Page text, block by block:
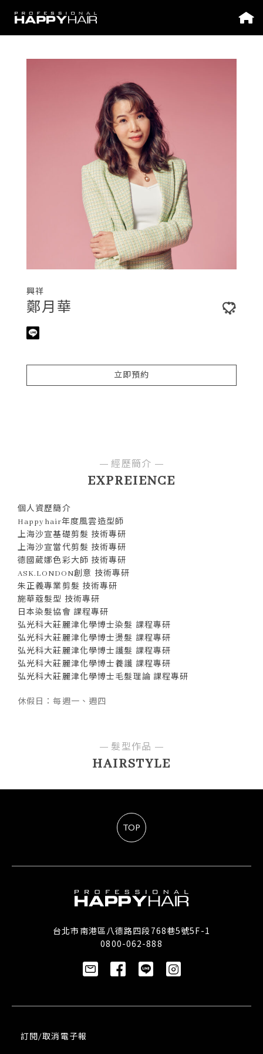
興祥
鄭月華
立即預約
EXPREIENCE
經歷簡介
個人資歷簡介
Happyhair年度風雲造型師
上海沙宣基礎剪髮 技術專研
上海沙宣當代剪髮 技術專研
德國葳娜色彩大師 技術專研
ASK.LONDON創意 技術專研
朱正義專業剪髮 技術專研
施華蔻髮型 技術專研
日本染髮協會 課程專研
弘光科大莊麗津化學博士染髮 課程專研
弘光科大莊麗津化學博士燙髮 課程專研
弘光科大莊麗津化學博士護髮 課程專研
弘光科大莊麗津化學博士養護 課程專研
弘光科大莊麗津化學博士毛髮理論 課程專研
休假日：每週一、週四
HAIRSTYLE
髮型作品
TOP
台北市南港區八德路四段768巷5號5F-1
0800-062-888
訂閱/取消電子報